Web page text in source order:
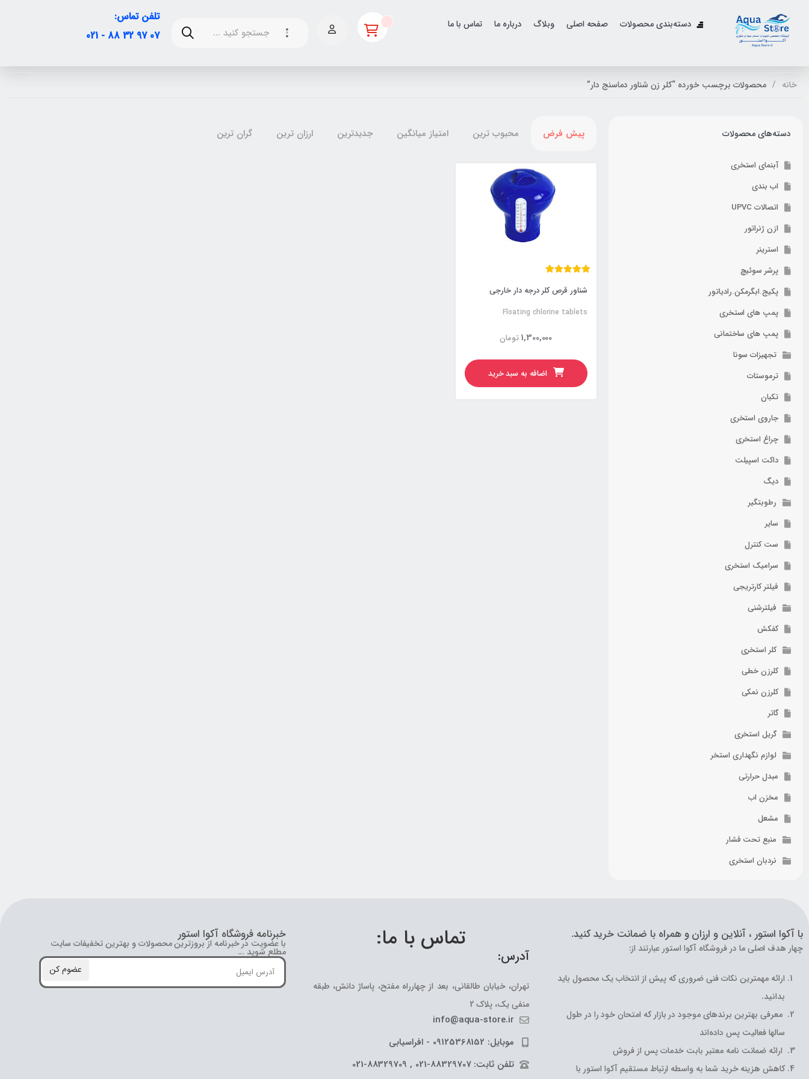
دسته‌بندی محصولات صفحه اصلی وبلاگ درباره ما تماس با ما
تلفن تماس:
07 97 32 88 - 021
خانه محصولات برچسب خورده “کلر زن شناور دماسنج دار”
دسته‌های محصولات
آبنمای استخری
اب بندی
اتصالات UPVC
ازن ژنراتور
استرینر
پرشر سوئیچ
پکیج.ابگرمکن.رادیاتور
پمپ های استخری
پمپ های ساختمانی
تجهیزات سونا
ترموستات
تکبان
جاروی استخری
چراغ استخری
داکت اسپیلت
دیگ
رطوبتگیر
سایر
ست کنترل
سرامیک استخری
فیلتر کارتریجی
فیلترشنی
کفکش
کلر استخری
کلرزن خطی
کلرزن نمکی
گاتر
گریل استخری
لوازم نگهداری استخر
مبدل حرارتی
مخزن اب
مشعل
منبع تحت فشار
نردبان استخری
پیش فرض محبوب ترین امتیاز میانگین جدیدترین ارزان ترین گران ترین
شناور قرص کلر درجه دار خارجی
Floating chlorine tablets
تومان1,300,000
اضافه به سبد خرید
با آکوا استور ، آنلاین و ارزان و همراه با ضمانت خرید کنید.
چهار هدف اصلی ما در فروشگاه آکوا استور عبارتند از:
ارائه مهمترین نکات فنی ضروری که پیش از انتخاب یک محصول باید
بدانید.
معرفی بهترین برندهای موجود در بازار که امتحان خود را در طول
سالها فعالیت پس داده‌اند
ارائه ضمانت نامه معتبر بابت خدمات پس از فروش
کاهش هزینه خرید شما به واسطه ارتباط مستقیم آکوا استور با
تماس با ما:
آدرس:
تهران، خیابان طالقانی، بعد از چهارراه مفتح، پاساژ دانش، طبقه
منفی یک، پلاک 2
info@aqua-store.ir
موبایل: 09125368152 - افراسیابی
تلفن ثابت: 88329707-021 , 88329709-021
خبرنامه فروشگاه آکوا استور
با عضویت در خبرنامه از بروز‌ترین محصولات و بهترین تخفیفات سایت
مطلع شوید ...
عضوم کن